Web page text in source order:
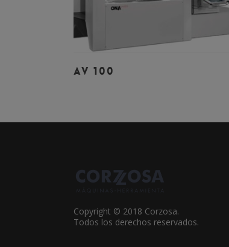
AV 100
Copyright © 2018 Corzosa.
Todos los derechos reservados.